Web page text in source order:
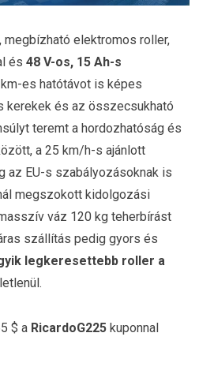
megbízható elektromos roller,
és 48 V-os, 15 Ah-s
es hatótávot is képes
kerekek és az összecsukható
teremt a hordozhatóság és
a 25 km/h-s ajánlott
az EU-s szabályozásoknak is
megszokott kidolgozási
váz 120 kg teherbírást
szállítás pedig gyors és
legkeresettebb roller a
$ a RicardoG225 kuponnal